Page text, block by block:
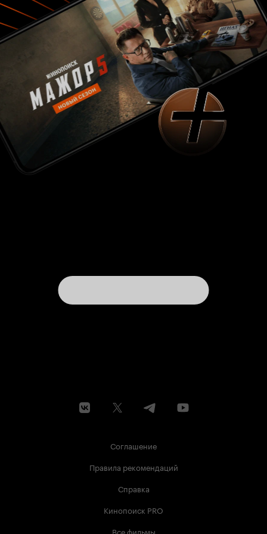
том же. Те, кто смотрел картину, также могут
заметить, что Пирсон в своей излюбленной
манере реализовал в фильме пословицу'Не
плюй в колодец - пригодиться воды
, чем даже превзошёл примитивность
первого фильма. Впрочем, чему тут можно
удивляться, ведь согласно истории,
производство и прокат фильма были
профинансированы корпорацией'General
, так что, тут отпадают любые вопросы.
Забавно, что в обеих этих картинах
эпизодические роли сыграла
Мэрилин Монро
Конкретно, в этом фильме, она появляется на
пару минут в роли секретарши в редакции
газеты. Можно сказать, что актриса была в этом
получился невероятно поучительно-
правильным, тошнотворно-морализаторским и
очень скушным. Не думаю, что данное зрелище
Соглашение
Правила рекомендаций
Справка
Кинопоиск PRO
Все фильмы